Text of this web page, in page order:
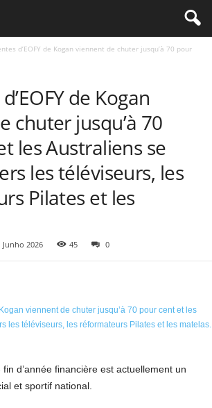
d’EOFY de Kogan viennent de chuter jusqu’à 70 pour
de Kogan
chuter jusqu’à 70
les Australiens se
les téléviseurs, les
Pilates et les
Junho 2026 45 0
d’année financière est actuellement un
et sportif national.